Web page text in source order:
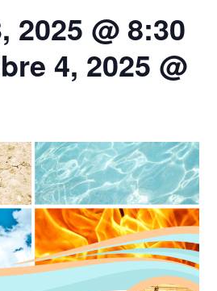
2025 @ 8:30
4, 2025 @